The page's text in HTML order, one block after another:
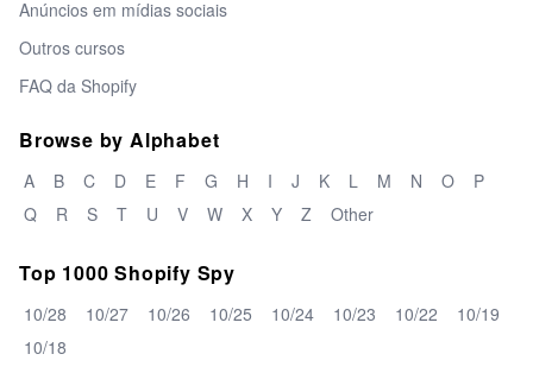
Anúncios em mídias sociais
Outros cursos
FAQ da Shopify
Browse by Alphabet
A B C D E F G H I J K L M N O
P
Q
R S T U V W X Y Z Other
Top 1000 Shopify Spy
10/28 10/27 10/26 10/25 10/24 10/23 10/22
10/19
10/18